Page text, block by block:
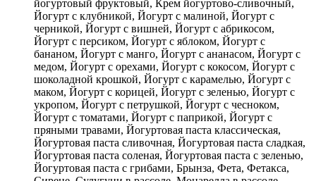
йогуртовый фруктовый, Крем йогуртово-сливочный,
Йогурт с клубникой, Йогурт с малиной, Йогурт с
черникой, Йогурт с вишней, Йогурт с абрикосом,
Йогурт с персиком, Йогурт с яблоком, Йогурт с
бананом, Йогурт с манго, Йогурт с ананасом, Йогурт с
медом, Йогурт с орехами, Йогурт с кокосом, Йогурт с
шоколадной крошкой, Йогурт с карамелью, Йогурт с
маком, Йогурт с корицей, Йогурт с зеленью, Йогурт с
укропом, Йогурт с петрушкой, Йогурт с чесноком,
Йогурт с томатами, Йогурт с паприкой, Йогурт с
пряными травами, Йогуртовая паста классическая,
Йогуртовая паста сливочная, Йогуртовая паста сладкая,
Йогуртовая паста соленая, Йогуртовая паста с зеленью,
Йогуртовая паста с грибами, Брынза, Фета, Фетакса,